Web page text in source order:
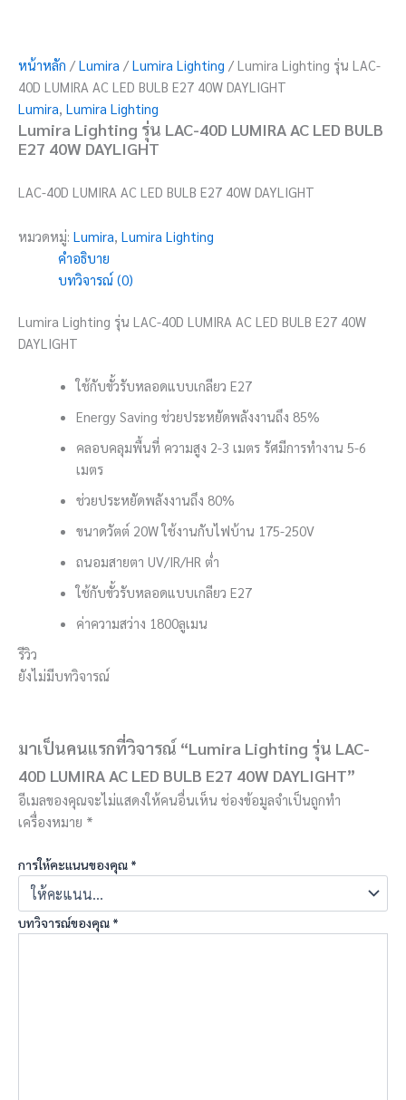
หน้าหลัก / Lumira / Lumira Lighting / Lumira Lighting รุ่น LAC-
40D LUMIRA AC LED BULB E27 40W DAYLIGHT
Lumira, Lumira Lighting
Lumira Lighting รุ่น LAC-40D LUMIRA AC LED BULB
E27 40W DAYLIGHT
LAC-40D LUMIRA AC LED BULB E27 40W DAYLIGHT
หมวดหมู่: Lumira, Lumira Lighting
คำอธิบาย
บทวิจารณ์ (0)
Lumira Lighting รุ่น LAC-40D LUMIRA AC LED BULB E27 40W
DAYLIGHT
ใช้กับขั้วรับหลอดแบบเกลียว E27
Energy Saving ช่วยประหยัดพลังงานถึง 85%
คลอบคลุมพื้นที่ ความสูง 2-3 เมตร รัศมีการทำงาน 5-6
เมตร
ช่วยประหยัดพลังงานถึง 80%
ขนาดวัตต์ 20W ใช้งานกับไฟบ้าน 175-250V
ถนอมสายตา UV/IR/HR ต่ำ
ใช้กับขั้วรับหลอดแบบเกลียว E27
ค่าความสว่าง 1800ลูเมน
รีวิว
ยังไม่มีบทวิจารณ์
มาเป็นคนแรกที่วิจารณ์ “Lumira Lighting รุ่น LAC-
40D LUMIRA AC LED BULB E27 40W DAYLIGHT”
อีเมลของคุณจะไม่แสดงให้คนอื่นเห็น ช่องข้อมูลจำเป็นถูกทำ
เครื่องหมาย *
การให้คะแนนของคุณ *
บทวิจารณ์ของคุณ *